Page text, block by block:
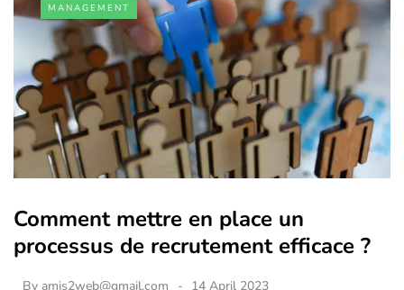
MANAGEMENT
Comment mettre en place un
processus de recrutement efficace ?
By amis2web@gmail.com 14 April 2023